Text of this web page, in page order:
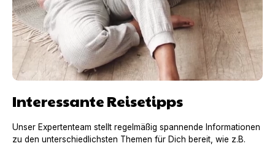
Interessante Reisetipps
Unser Expertenteam stellt regelmäßig spannende Informationen
zu den unterschiedlichsten Themen für Dich bereit, wie z.B.